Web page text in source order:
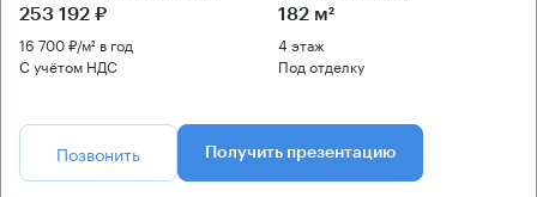
253 192 ₽
16 700 ₽/м² в год
С учётом НДС
182 м²
4 этаж
Под отделку
Позвонить Получить презентацию